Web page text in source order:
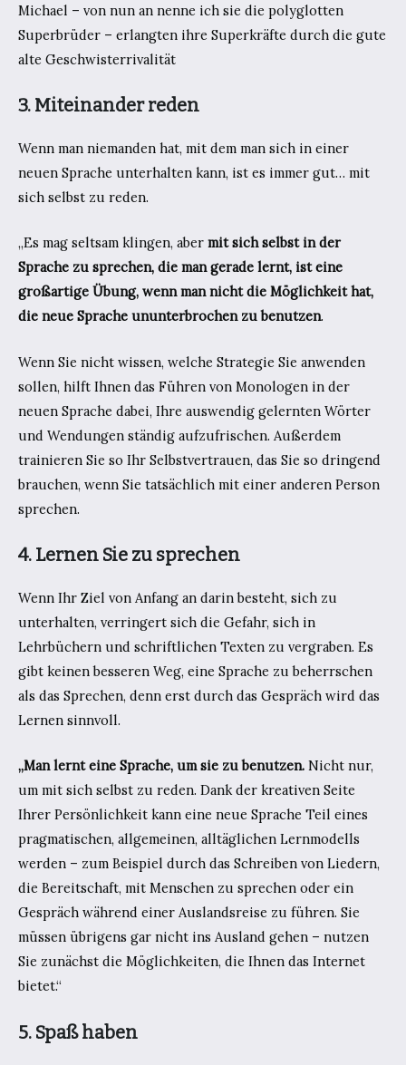
Michael – von nun an nenne ich sie die polyglotten
Superbrüder – erlangten ihre Superkräfte durch die gute
alte Geschwisterrivalität
3. Miteinander reden
Wenn man niemanden hat, mit dem man sich in einer
neuen Sprache unterhalten kann, ist es immer gut… mit
sich selbst zu reden.
„Es mag seltsam klingen, aber mit sich selbst in der
Sprache zu sprechen, die man gerade lernt, ist eine
großartige Übung, wenn man nicht die Möglichkeit hat,
die neue Sprache ununterbrochen zu benutzen.
Wenn Sie nicht wissen, welche Strategie Sie anwenden
sollen, hilft Ihnen das Führen von Monologen in der
neuen Sprache dabei, Ihre auswendig gelernten Wörter
und Wendungen ständig aufzufrischen. Außerdem
trainieren Sie so Ihr Selbstvertrauen, das Sie so dringend
brauchen, wenn Sie tatsächlich mit einer anderen Person
sprechen.
4. Lernen Sie zu sprechen
Wenn Ihr Ziel von Anfang an darin besteht, sich zu
unterhalten, verringert sich die Gefahr, sich in
Lehrbüchern und schriftlichen Texten zu vergraben. Es
gibt keinen besseren Weg, eine Sprache zu beherrschen
als das Sprechen, denn erst durch das Gespräch wird das
Lernen sinnvoll.
„Man lernt eine Sprache, um sie zu benutzen. Nicht nur,
um mit sich selbst zu reden. Dank der kreativen Seite
Ihrer Persönlichkeit kann eine neue Sprache Teil eines
pragmatischen, allgemeinen, alltäglichen Lernmodells
werden – zum Beispiel durch das Schreiben von Liedern,
die Bereitschaft, mit Menschen zu sprechen oder ein
Gespräch während einer Auslandsreise zu führen. Sie
müssen übrigens gar nicht ins Ausland gehen – nutzen
Sie zunächst die Möglichkeiten, die Ihnen das Internet
bietet.“
5. Spaß haben